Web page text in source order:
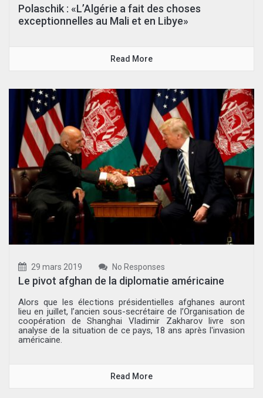
Polaschik : «L’Algérie a fait des choses
exceptionnelles au Mali et en Libye»
Read More
29 mars 2019 No Responses
Le pivot afghan de la diplomatie américaine
Alors que les élections présidentielles afghanes auront
lieu en juillet, l’ancien sous-secrétaire de l’Organisation de
coopération de Shanghai Vladimir Zakharov livre son
analyse de la situation de ce pays, 18 ans après l'invasion
américaine.
Read More